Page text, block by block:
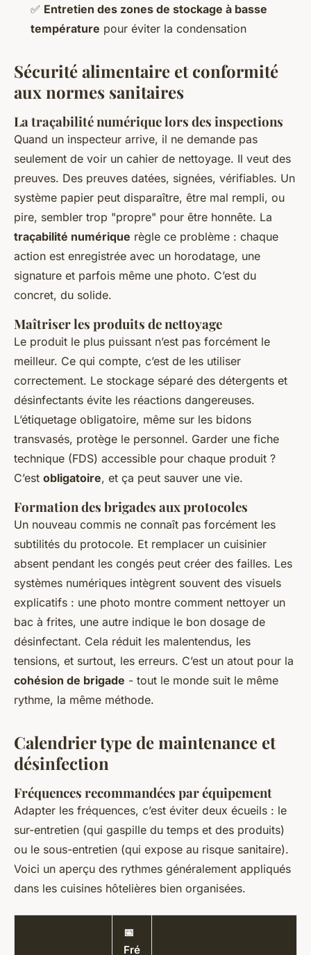
✅ Entretien des zones de stockage à basse
température pour éviter la condensation
Sécurité alimentaire et conformité
aux normes sanitaires
La traçabilité numérique lors des inspections
Quand un inspecteur arrive, il ne demande pas
seulement de voir un cahier de nettoyage. Il veut des
preuves. Des preuves datées, signées, vérifiables. Un
système papier peut disparaître, être mal rempli, ou
pire, sembler trop "propre" pour être honnête. La
traçabilité numérique règle ce problème : chaque
action est enregistrée avec un horodatage, une
signature et parfois même une photo. C’est du
concret, du solide.
Maîtriser les produits de nettoyage
Le produit le plus puissant n’est pas forcément le
meilleur. Ce qui compte, c’est de les utiliser
correctement. Le stockage séparé des détergents et
désinfectants évite les réactions dangereuses.
L’étiquetage obligatoire, même sur les bidons
transvasés, protège le personnel. Garder une fiche
technique (FDS) accessible pour chaque produit ?
C’est obligatoire, et ça peut sauver une vie.
Formation des brigades aux protocoles
Un nouveau commis ne connaît pas forcément les
subtilités du protocole. Et remplacer un cuisinier
absent pendant les congés peut créer des failles. Les
systèmes numériques intègrent souvent des visuels
explicatifs : une photo montre comment nettoyer un
bac à frites, une autre indique le bon dosage de
désinfectant. Cela réduit les malentendus, les
tensions, et surtout, les erreurs. C’est un atout pour la
cohésion de brigade - tout le monde suit le même
rythme, la même méthode.
Calendrier type de maintenance et
désinfection
Fréquences recommandées par équipement
Adapter les fréquences, c’est éviter deux écueils : le
sur-entretien (qui gaspille du temps et des produits)
ou le sous-entretien (qui expose au risque sanitaire).
Voici un aperçu des rythmes généralement appliqués
dans les cuisines hôtelières bien organisées.
📅
Fré